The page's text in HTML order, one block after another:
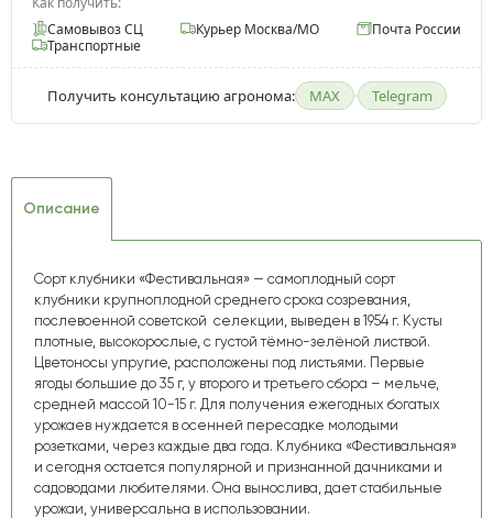
Самовывоз СЦ
Курьер Москва/МО
Почта России
Транспортные
Получить консультацию агронома: MAX · Telegram
Описание
Сорт клубники «Фестивальная» — самоплодный сорт
клубники крупноплодной среднего срока созревания,
послевоенной советской селекции, выведен в 1954 г. Кусты
плотные, высокорослые, с густой тёмно-зелёной листвой.
Цветоносы упругие, расположены под листьями. Первые
ягоды большие до 35 г, у второго и третьего сбора – мельче,
средней массой 10-15 г. Для получения ежегодных богатых
урожаев нуждается в осенней пересадке молодыми
розетками, через каждые два года. Клубника «Фестивальная»
и сегодня остается популярной и признанной дачниками и
садоводами любителями. Она вынослива, дает стабильные
урожаи, универсальна в использовании.